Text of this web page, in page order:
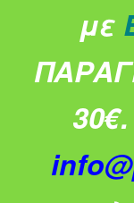
με
30€.